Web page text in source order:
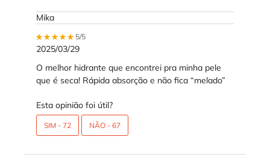
Mika
5 out of 5 stars.
5/5
2025/03/29
O melhor hidrante que encontrei pra minha pele
que é seca! Rápida absorção e não fica “melado”
Esta opinião foi útil?
SIM - 72 NÃO - 67